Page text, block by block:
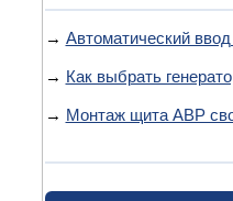
→ Автоматический
→ Как выбрать
→ Монтаж щита АВР